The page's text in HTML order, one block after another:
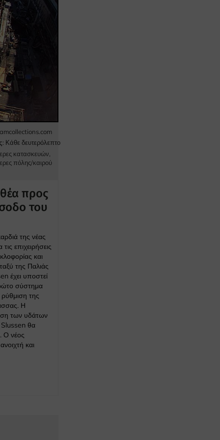
: Κάθε δευτερόλεπτο
κατασκευών
πόλης/καιρού
προς
του
της νέας
επιχειρήσεις
και
της Παλιάς
έχει υποστεί
σύστημα
της
Η
των υδάτων
Slussen θα
Ο νέος
και